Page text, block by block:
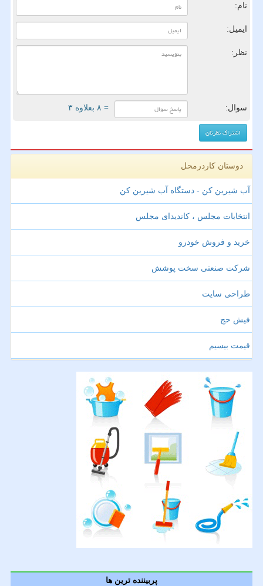
نام:
ایمیل:
نظر:
سوال: = ۸ بعلاوه ۳
دوستان کاردرمحل
آب شیرین کن - دستگاه آب شیرین کن
انتخابات مجلس ، کاندیدای مجلس
خرید و فروش خودرو
شرکت صنعتی سخت پوشش
طراحی سایت
فیش حج
قیمت بیسیم
پربیننده ترین ها